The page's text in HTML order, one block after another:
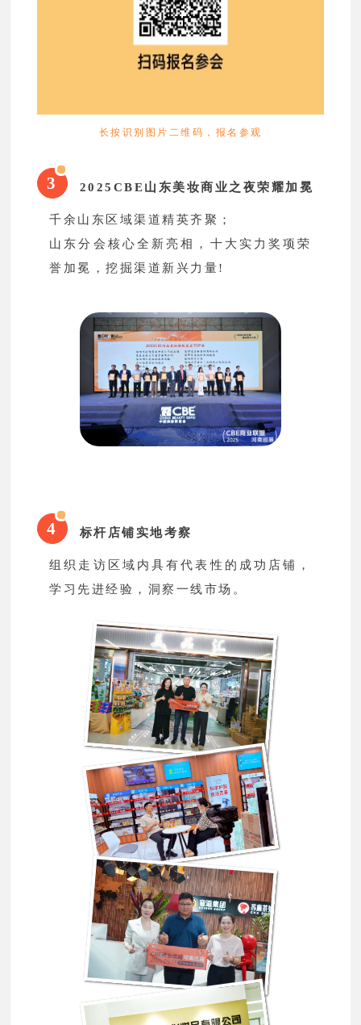
长按识别图片二维码，报名参观
3 2025CBE山东美妆商业之夜荣耀加冕
千余山东区域渠道精英齐聚；
山东分会核心全新亮相，十大实力奖项荣
誉加冕，挖掘渠道新兴力量!
4 标杆店铺实地考察
组织走访区域内具有代表性的成功店铺，
学习先进经验，洞察一线市场。